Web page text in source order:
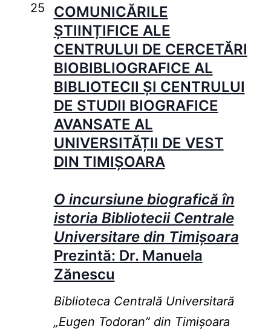
25
COMUNICĂRILE
ȘTIINȚIFICE ALE
CENTRULUI DE CERCETĂRI
BIOBIBLIOGRAFICE AL
BIBLIOTECII ȘI CENTRULUI
DE STUDII BIOGRAFICE
AVANSATE AL
UNIVERSITĂȚII DE VEST
DIN TIMIȘOARA
O incursiune biografică în
istoria Bibliotecii Centrale
Universitare din Timișoara
Prezintă: Dr. Manuela
Zănescu
Biblioteca Centrală Universitară
„Eugen Todoran” din Timişoara